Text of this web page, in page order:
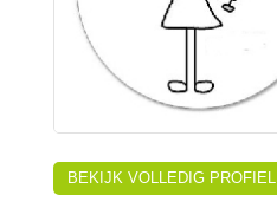
BEKIJK VOLLEDIG PROFIEL